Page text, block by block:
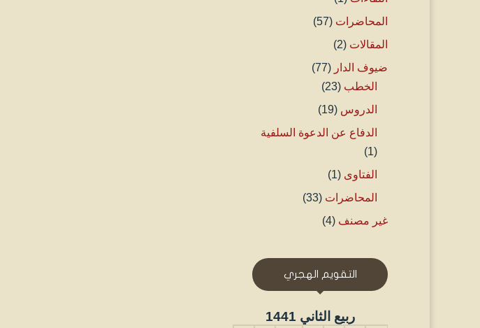
المحاضرات (57)
المقالات (2)
ضيوف الدار (77)
الخطب (23)
الدروس (19)
الدفاع عن الدعوة السلفية
(1)
الفتاوى (1)
المحاضرات (33)
غير مصنف (4)
التقويم الهجري
ربيع الثاني 1441